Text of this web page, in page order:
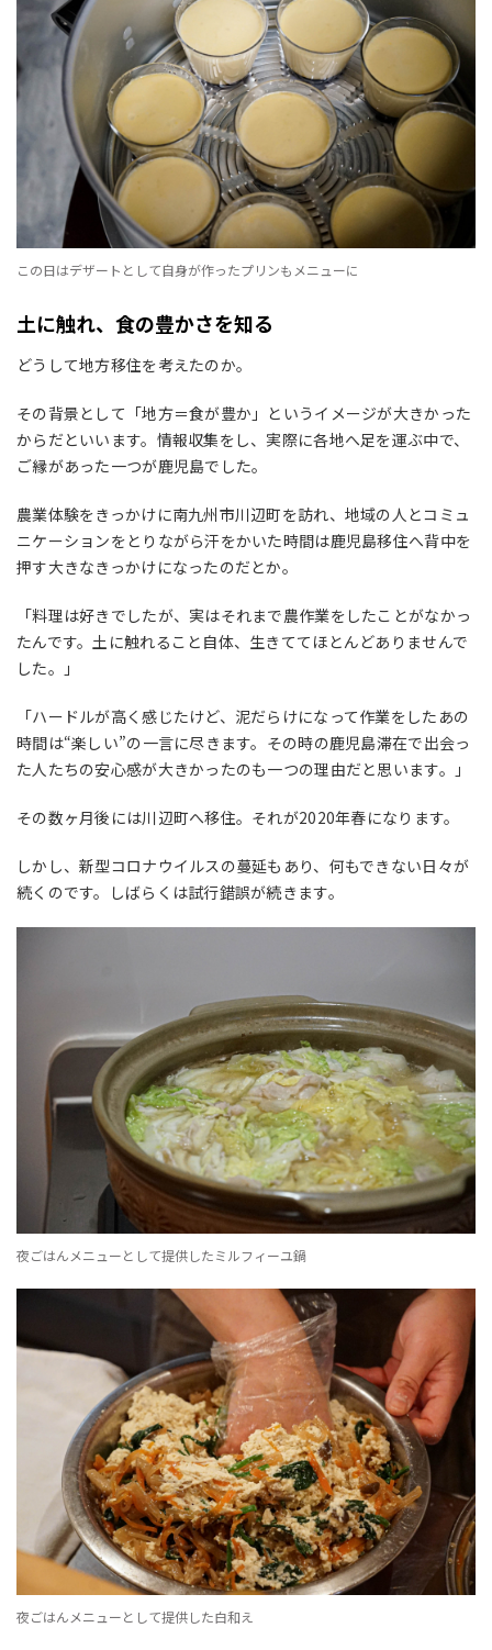
この日はデザートとして自身が作ったプリンもメニューに
土に触れ、食の豊かさを知る
どうして地方移住を考えたのか。
その背景として「地方＝食が豊か」というイメージが大きかった
からだといいます。情報収集をし、実際に各地へ足を運ぶ中で、
ご縁があった一つが鹿児島でした。
農業体験をきっかけに南九州市川辺町を訪れ、地域の人とコミュ
ニケーションをとりながら汗をかいた時間は鹿児島移住へ背中を
押す大きなきっかけになったのだとか。
「料理は好きでしたが、実はそれまで農作業をしたことがなかっ
たんです。土に触れること自体、生きててほとんどありませんで
した。」
「ハードルが高く感じたけど、泥だらけになって作業をしたあの
時間は“楽しい”の一言に尽きます。その時の鹿児島滞在で出会っ
た人たちの安心感が大きかったのも一つの理由だと思います。」
その数ヶ月後には川辺町へ移住。それが2020年春になります。
しかし、新型コロナウイルスの蔓延もあり、何もできない日々が
続くのです。しばらくは試行錯誤が続きます。
夜ごはんメニューとして提供したミルフィーユ鍋
夜ごはんメニューとして提供した白和え